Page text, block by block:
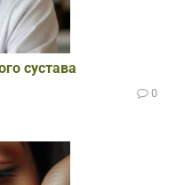
сустава
0